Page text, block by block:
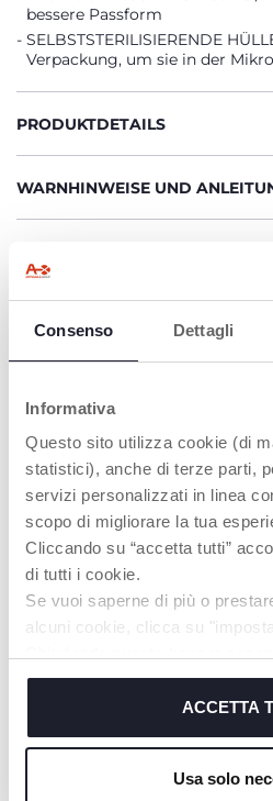
Consenso Dettagli
Informativa
Questo sito utilizza cookie (di
statistici), anche di terze parti,
servizi personalizzati in linea
scopo di migliorare la tua
Cliccando su “accetta tutti”
di tutti i cookie.
Se vuoi saperne di più o
alcuni cookie, clicca su
cookie tecnici, indispensabili
ACCETTA
Usa solo
bessere Passform
SELBSTSTERILISIERENDE
Verpackung, um sie in der
PRODUKTDETAILS
WARNHINWEISE UND
PRODUKTE, DIE SIE
Brustwarzenhütchen -